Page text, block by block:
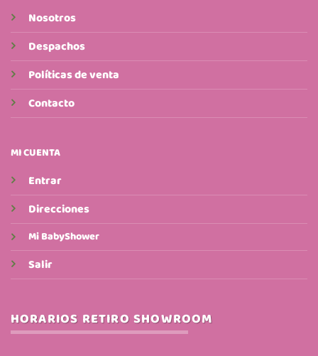
Nosotros
Despachos
Políticas de venta
Contacto
MI CUENTA
Entrar
Direcciones
Mi BabyShower
Salir
HORARIOS RETIRO SHOWROOM